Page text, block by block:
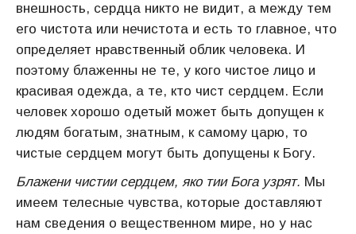
внешность, сердца никто не видит, а между тем
его чистота или нечистота и есть то главное, что
определяет нравственный облик человека. И
поэтому блаженны не те, у кого чистое лицо и
красивая одежда, а те, кто чист сердцем. Если
человек хорошо одетый может быть допущен к
людям богатым, знатным, к самому царю, то
чистые сердцем могут быть допущены к Богу.
Блажени чистии сердцем, яко тии Бога узрят. Мы
имеем телесные чувства, которые доставляют
нам сведения о вещественном мире, но у нас